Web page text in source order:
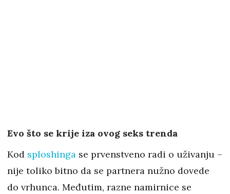
Evo što se krije iza ovog seks trenda
Kod sploshinga se prvenstveno radi o uživanju –
nije toliko bitno da se partnera nužno dovede
do vrhunca. Međutim, razne namirnice se